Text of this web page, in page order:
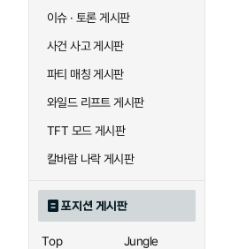
이슈 · 토론 게시판
사건 사고 게시판
파티 매칭 게시판
와일드 리프트 게시판
TFT 모드 게시판
칼바람 나락 게시판
포지션 게시판
Top
Jungle